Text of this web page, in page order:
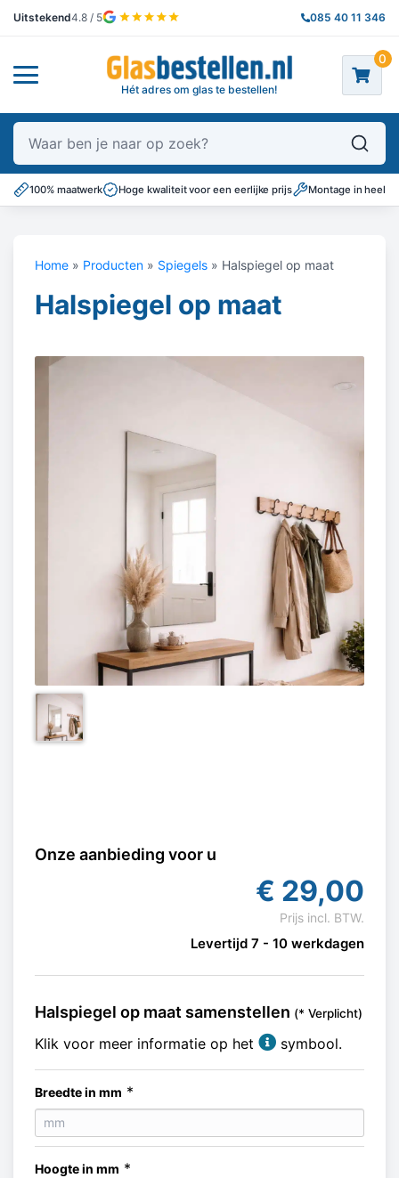
Uitstekend4.8 / 5 085 40 11 346
Hét adres om glas te bestellen!
0
Waar ben je naar op zoek?
100% maatwerk Hoge kwaliteit voor een eerlijke prijs Montage in heel
Home » Producten » Spiegels » Halspiegel op maat
Halspiegel op maat
Onze aanbieding voor u
€ 29,00
Prijs incl. BTW.
Levertijd 7 - 10 werkdagen
Halspiegel op maat samenstellen (* Verplicht)
Klik voor meer informatie op het symbool.
Breedte in mm *
Hoogte in mm *